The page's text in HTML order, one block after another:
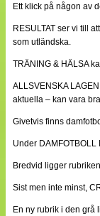
Tipsa
Ett klick på någon av
RESULTAT ser vi till
som utländska.
TRÄNING & HÄLSA
ALLSVENSKA
aktuella – kan vara
Givetvis finns
Under
Bredvid ligger
Sist men inte minst,
En ny rubrik i den grå